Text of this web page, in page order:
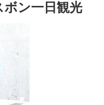
ン一日観光